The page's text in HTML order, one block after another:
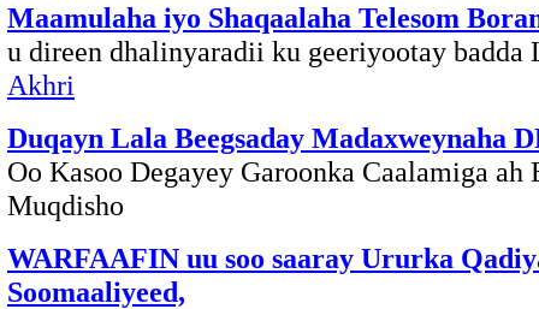
Maamulaha iyo Shaqaalaha Telesom
u direen dhalinyaradii ku geeriyootay badda
Akhri
Duqayn Lala Beegsaday Madaxweynaha
Oo Kasoo Degayey Garoonka Caalamiga ah
Muqdisho
WARFAAFIN uu soo saaray Ururka
Soomaaliyeed,